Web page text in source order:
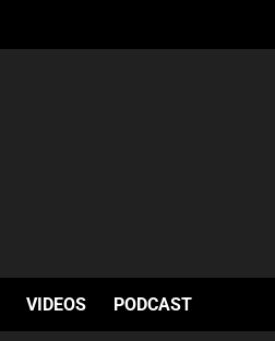
VIDEOS PODCAST